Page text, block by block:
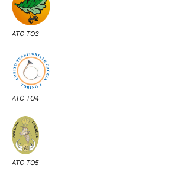
ATC TO3
ATC TO4
ATC TO5